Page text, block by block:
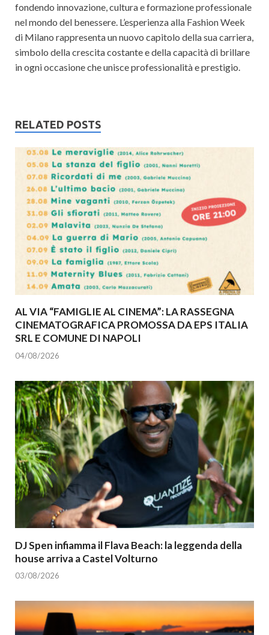
fondendo innovazione, cultura e formazione professionale
nel mondo del benessere. L’esperienza alla Fashion Week
di Milano rappresenta un nuovo capitolo della sua carriera,
simbolo della crescita costante e della capacità di brillare
in ogni occasione che unisce professionalità e prestigio.
RELATED POSTS
AL VIA “FAMIGLIE AL CINEMA”: LA RASSEGNA
CINEMATOGRAFICA PROMOSSA DA EPS ITALIA
SRL E COMUNE DI NAPOLI
04/08/2026
DJ Spen infiamma il Flava Beach: la leggenda della
house arriva a Castel Volturno
03/08/2026